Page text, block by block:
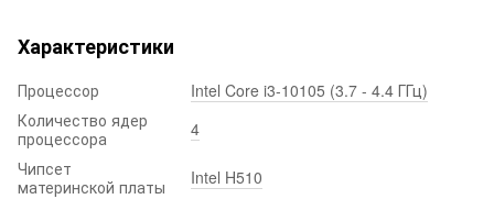
Характеристики
Процессор
Intel Core i3-10105 (3.7 - 4.4 ГГц)
Количество ядер
процессора
4
Чипсет
материнской платы
Intel H510